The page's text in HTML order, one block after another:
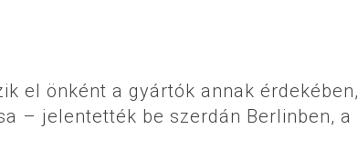
el önként a gyártók annak érdekében,
– jelentették be szerdán Berlinben, a